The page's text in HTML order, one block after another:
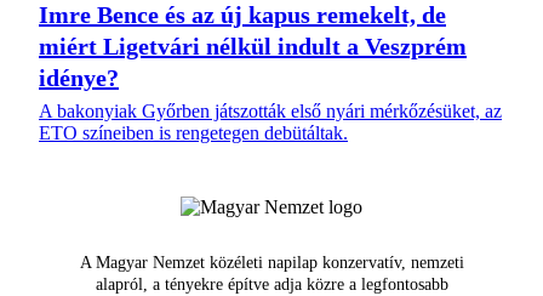
Imre Bence és az új kapus remekelt, de
miért Ligetvári nélkül indult a Veszprém
idénye?
A bakonyiak Győrben játszották első nyári mérkőzésüket, az
ETO színeiben is rengetegen debütáltak.
A Magyar Nemzet közéleti napilap konzervatív, nemzeti
alapról, a tényekre építve adja közre a legfontosabb